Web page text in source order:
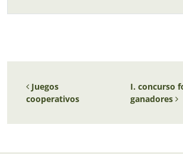
Navegación de entradas
Juegos
cooperativos
I. concurso
ganadores